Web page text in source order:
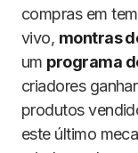
compras em
vivo, montras
um programa
criadores
produtos
este último